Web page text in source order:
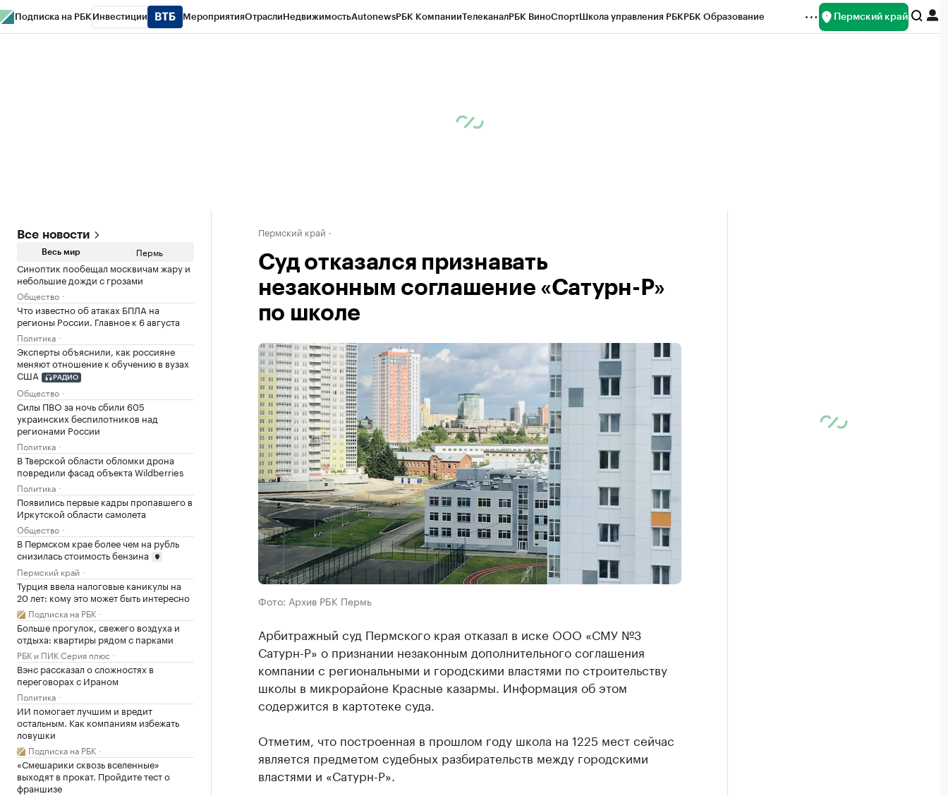
Подписка на РБК Инвестиции МероприятияОтраслиНедвижимостьAutonewsРБК КомпанииТелеканалРБК ВиноСпортШкола управления РБКРБК Образование Пермский край
Все новости
Весь мир Пермь
Синоптик пообещал москвичам жару и
небольшие дожди с грозами
Общество
Что известно об атаках БПЛА на
регионы России. Главное к 6 августа
Политика
Эксперты объяснили, как россияне
меняют отношение к обучению в вузах
США
РАДИО
Общество
Силы ПВО за ночь сбили 605
украинских беспилотников над
регионами России
Политика
В Тверской области обломки дрона
повредили фасад объекта Wildberries
Политика
Появились первые кадры пропавшего в
Иркутской области самолета
Общество
В Пермском крае более чем на рубль
снизилась стоимость бензина
Пермский край
Турция ввела налоговые каникулы на
20 лет: кому это может быть интересно
Подписка на РБК
Больше прогулок, свежего воздуха и
отдыха: квартиры рядом с парками
РБК и ПИК Серия плюс
Вэнс рассказал о сложностях в
переговорах с Ираном
Политика
ИИ помогает лучшим и вредит
остальным. Как компаниям избежать
ловушки
Подписка на РБК
«Смешарики сквозь вселенные»
выходят в прокат. Пройдите тест о
франшизе
Пермский край
Суд отказался признавать
незаконным соглашение «Сатурн-Р»
по школе
Фото: Архив РБК Пермь
Арбитражный суд Пермского края отказал в иске ООО «СМУ №3
Сатурн-Р» о признании незаконным дополнительного соглашения
компании с региональными и городскими властями по строительству
школы в микрорайоне Красные казармы. Информация об этом
содержится в картотеке суда.
Отметим, что построенная в прошлом году школа на 1225 мест сейчас
является предметом судебных разбирательств между городскими
властями и «Сатурн-Р».